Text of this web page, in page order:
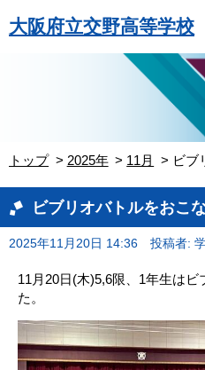
大阪府立交野高等学校
トップ 2025年 11月 ビブ
ビブリオバトルをおこ
2025年11月20日 14:36 投稿者:
11月20日(木)5,6限、1年生は
た。